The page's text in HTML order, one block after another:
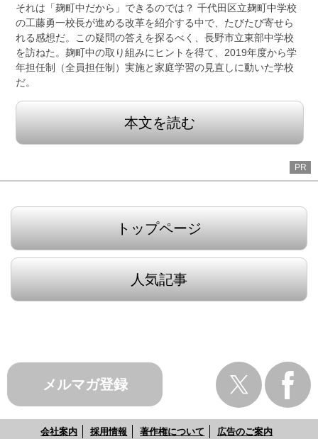
それは「麹町中だから」できるのでは？ 千代田区立麹町中学校
の工藤勇一校長が進める改革を紹介する中で、たびたび寄せら
れる感想だ。この疑問の答えを探るべく、長野市立東部中学校
を訪ねた。麹町中の取り組みにヒントを得て、2019年度から学
年担任制（全員担任制）実施と家庭学習の見直しに動いた学校
だ。
本文を読む
PR
トップページ
人気記事
メルマガ登録
会社案内 採用情報 著作権について 広告のご案内